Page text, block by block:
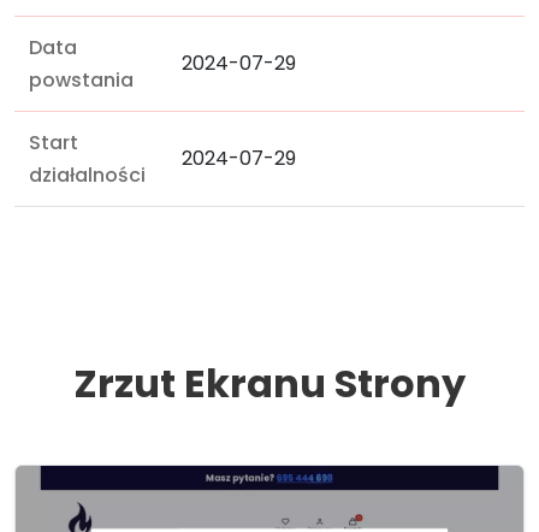
Data
powstania
2024-07-29
Start
działalności
2024-07-29
Zrzut Ekranu Strony